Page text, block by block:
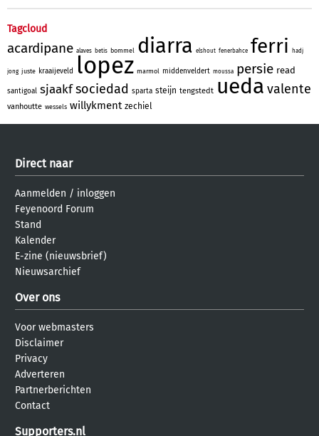
Tagcloud
acardipane alaves betis bommel diarra elshout fenerbahce ferri hadj
jong juste kraaijeveld lopez marmol middenveldert moussa persie read
santigoal sjaakfsociedad sparta steijn tengstedt ueda valente
vanhoutte wessels willykment zechiel
Direct naar
Aanmelden / inloggen
Feyenoord Forum
Stand
Kalender
E-zine (nieuwsbrief)
Nieuwsarchief
Over ons
Voor webmasters
Disclaimer
Privacy
Adverteren
Partnerberichten
Contact
Supporters.nl